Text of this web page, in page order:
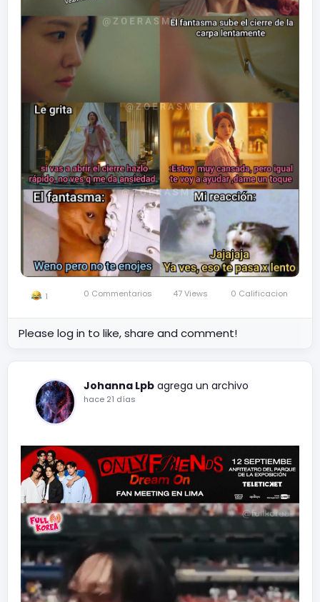
1 0 Commentarios 47 Views 0 Calificacion
Please log in to like, share and comment!
Johanna Lpb agrega un archivo
hace 21 días